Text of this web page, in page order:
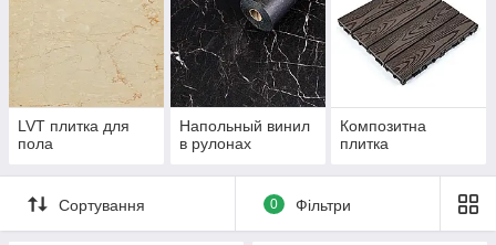
LVT плитка для
пола
Напольный винил
в рулонах
Композитна
плитка
Сортування 0 Фільтри